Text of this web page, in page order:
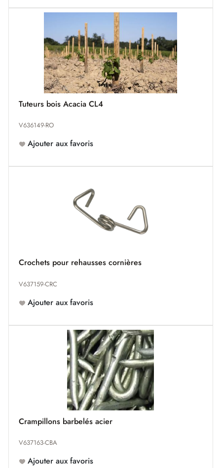
Tuteurs bois Acacia CL4
V636149-RO
Ajouter aux favoris
Crochets pour rehausses cornières
V637159-CRC
Ajouter aux favoris
Crampillons barbelés acier
V637163-CBA
Ajouter aux favoris